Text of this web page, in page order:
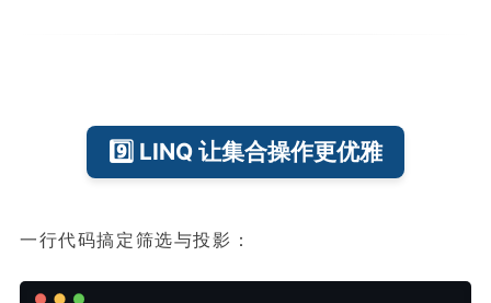
9️⃣ LINQ 让集合操作更优雅
一行代码搞定筛选与投影：